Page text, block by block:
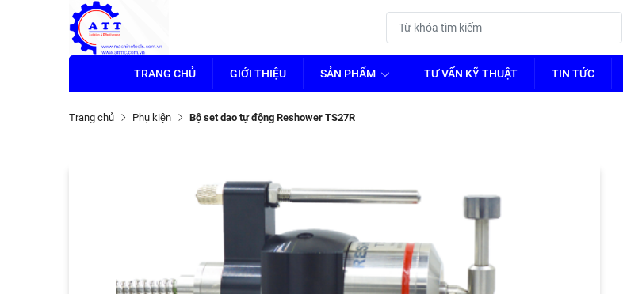
TRANG CHỦ GIỚI THIỆU SẢN PHẨM TƯ VẤN KỸ THUẬT TIN TỨC
Trang chủ Phụ kiện Bộ set dao tự động Reshower TS27R